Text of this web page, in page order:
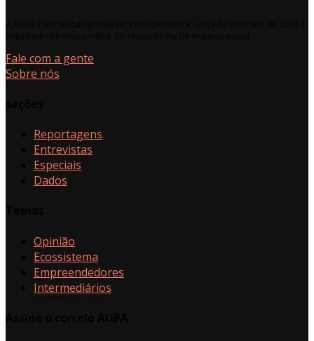
Fale com a gente
Sobre nós
Reportagens
Entrevistas
Especiais
Dados
Opinião
Ecossistema
Empreendedores
Intermediários